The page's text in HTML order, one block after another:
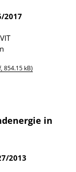
2017
854.15 kB)
in
2013